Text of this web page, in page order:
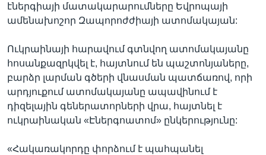
էներգիայի մատակարարումները Եվրոպայի
ամենախոշոր Զապորոժժիայի ատոմակայան:
Ուկրաինայի հարավում գտնվող ատոմակայանը
հոսանքազրկվել է, հայտնում են պաշտոնյաները,
բարձր լարման գծերի վնասման պատճառով, որի
արդյուքում ատոմակայանը ապավինում է
դիզելային գեներատորների վրա, հայտնել է
ուկրաինական «Էներգոատոմ» ընկերությունը:
«Հակառակորդը փորձում է պահպանել